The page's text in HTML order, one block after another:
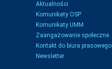
Aktualności
Komunikaty OSP
Komunikaty UMM
Zaangażowanie społeczne
Kontakt do biura prasowego
Newsletter